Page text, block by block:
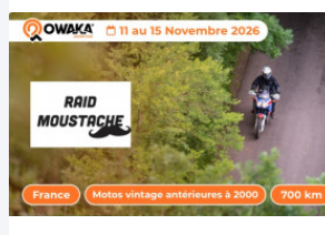
encadrés par des ambassadeurs qui
sujet.
Entre navigation au roadbook, traversée
nuit en bivouac au pied des dunes et
communautés locales, le Dune Xplorer
ne
un raid : c'est une parenthèse hors du
passionnés moto venus d'horizons
📆 Prochaines dates : du 16 au 20